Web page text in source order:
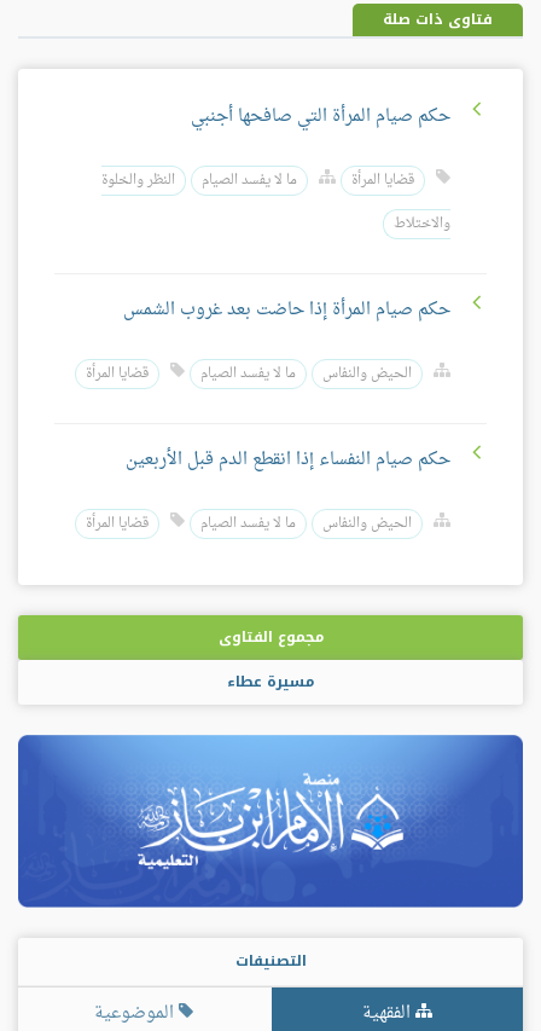
فتاوى ذات صلة
حكم صيام المرأة التي صافحها أجنبي
قضايا المرأة ما لا يفسد الصيام
النظر والخلوة
والاختلاط
حكم صيام المرأة إذا حاضت بعد غروب الشمس
الحيض والنفاس ما لا يفسد الصيام قضايا المرأة
حكم صيام النفساء إذا انقطع الدم قبل الأربعين
الحيض والنفاس ما لا يفسد الصيام قضايا المرأة
مجموع الفتاوى
مسيرة عطاء
التصنيفات
الفقهية
الموضوعية